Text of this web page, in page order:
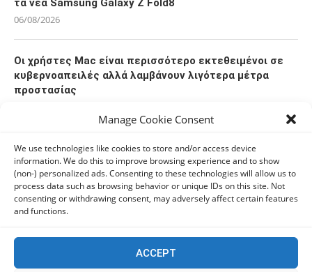
Manage Cookie Consent
We use technologies like cookies to store and/or access device
information. We do this to improve browsing experience and to show
(non-) personalized ads. Consenting to these technologies will allow us to
process data such as browsing behavior or unique IDs on this site. Not
consenting or withdrawing consent, may adversely affect certain features
and functions.
ACCEPT
τα νέα Samsung Galaxy Z Fold8
06/08/2026
Οι χρήστες Mac είναι περισσότερο εκτεθειμένοι σε
κυβερνοαπειλές αλλά λαμβάνουν λιγότερα μέτρα
προστασίας
Πόλη Χρυσοχούς: Σε εξέλιξη η ενοποίηση τεσσάρων
αρχαιολογικών χώρων (εικόνες)
06/08/2026
όσους δεν συμμορφώθηκαν για τις επικίνδυνες
06/08/2026